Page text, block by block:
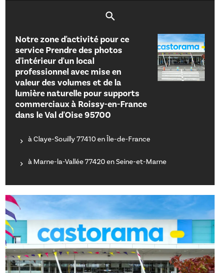
Notre zone d'activité pour ce
service Prendre des photos
d'intérieur d'un local
professionnel avec mise en
valeur des volumes et de la
lumière naturelle pour supports
commerciaux à Roissy-en-France
dans le Val d'Oise 95700
à Claye-Souilly 77410 en Île-de-France
à Marne-la-Vallée 77420 en Seine-et-Marne